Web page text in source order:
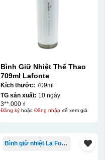
Bình Giữ Nhiệt Thể Thao
709ml Lafonte
Kích thước: 709ml
TG sản xuất: 10 ngày
3**.000 ₫
Đăng kýhoặc Đăng nhậpđể xem giá
Bình giữ nhiệt La Fonte